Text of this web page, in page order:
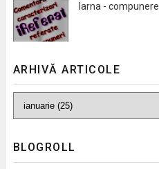
Iarna - compunere
ARHIVĂ ARTICOLE
BLOGROLL